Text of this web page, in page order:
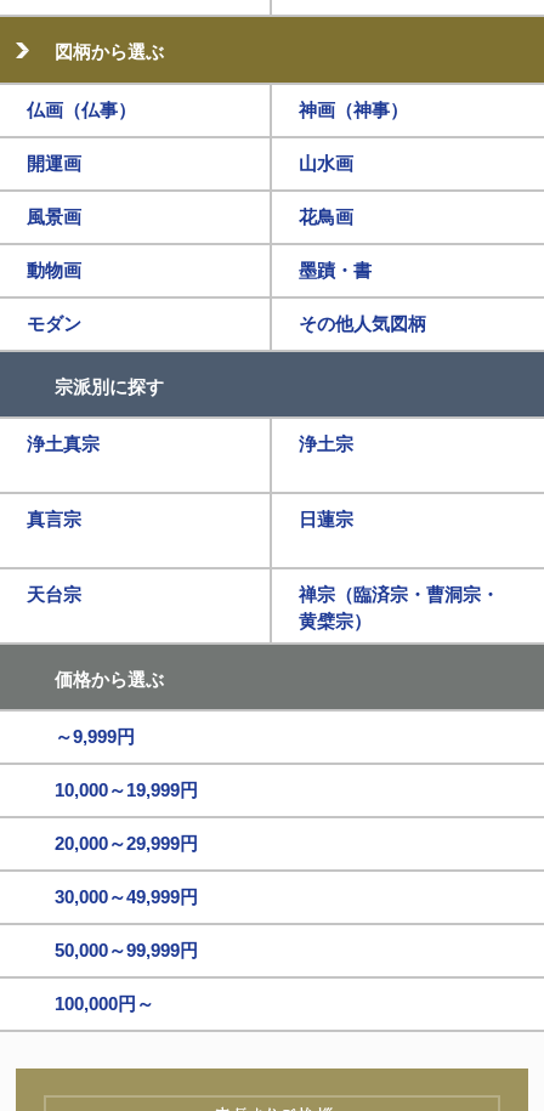
図柄から選ぶ
仏画（仏事） 神画（神事）
開運画 山水画
風景画 花鳥画
動物画 墨蹟・書
モダン その他人気図柄
宗派別に探す
浄土真宗 浄土宗
真言宗 日蓮宗
天台宗
禅宗（臨済宗・曹洞宗・
黄檗宗）
価格から選ぶ
～9,999円
10,000～19,999円
20,000～29,999円
30,000～49,999円
50,000～99,999円
100,000円～